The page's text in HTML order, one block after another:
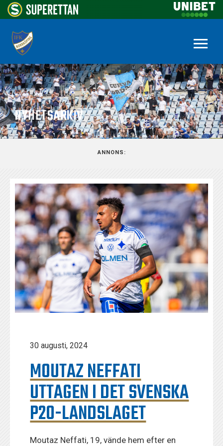
NYHETSARKIV
ANNONS:
30 augusti, 2024
MOUTAZ NEFFATI
UTTAGEN I DET SVENSKA
P20-LANDSLAGET
Moutaz Neffati, 19, vände hem efter en